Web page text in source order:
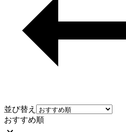
並び替え
おすすめ順